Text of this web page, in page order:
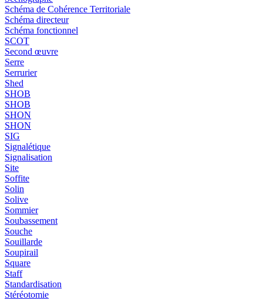
Schéma de Cohérence Territoriale
Schéma directeur
Schéma fonctionnel
SCOT
Second œuvre
Serre
Serrurier
Shed
SHOB
SHOB
SHON
SHON
SIG
Signalétique
Signalisation
Site
Soffite
Solin
Solive
Sommier
Soubassement
Souche
Souillarde
Soupirail
Square
Staff
Standardisation
Stéréotomie